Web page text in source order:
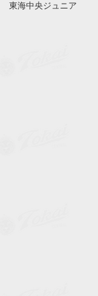
東海中央ジュニア